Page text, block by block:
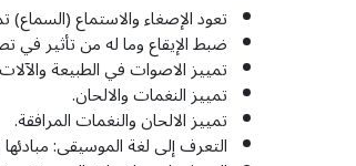
تعود الإصغاء والاستماع
ضبط الإيقاع وما له من تأثير في
تمييز الاصوات في الطبيعة
تمييز النغمات والالحان.
تمييز الالحان والنغمات المرافقة.
التعرف إلى لغة الموسيقى: مبادئها